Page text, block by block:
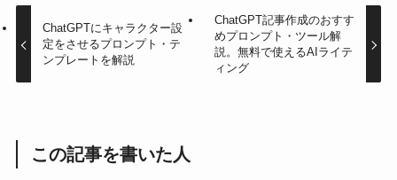
ChatGPTにキャラクター設
定をさせるプロンプト・テ
ンプレートを解説
ChatGPT記事作成のおすす
めプロンプト・ツール解
説。無料で使えるAIライテ
ィング
この記事を書いた人